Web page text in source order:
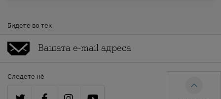
Бидете во тек
Следете нè